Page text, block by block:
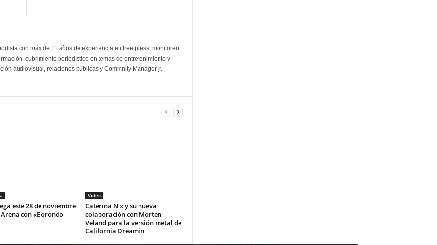
con más de 11 años de experiencia en free press, monitoreo
cubrimiento periodístico en temas de entretenimiento y
audiovisual, relaciones públicas y Commnity Manager jr.
este 28 de noviembre
con «Borondo
Video
Caterina Nix y su nueva
colaboración con Morten
Veland para la versión metal de
California Dreamin